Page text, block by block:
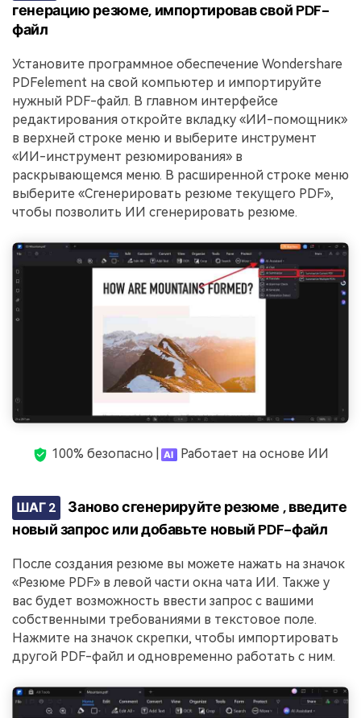
генерацию резюме, импортировав свой PDF-
файл
Установите программное обеспечение Wondershare
PDFelement на свой компьютер и импортируйте
нужный PDF-файл. В главном интерфейсе
редактирования откройте вкладку «ИИ-помощник»
в верхней строке меню и выберите инструмент
«ИИ-инструмент резюмирования» в
раскрывающемся меню. В расширенной строке меню
выберите «Сгенерировать резюме текущего PDF»,
чтобы позволить ИИ сгенерировать резюме.
100% безопасно | Работает на основе ИИ
ШАГ 2
Заново сгенерируйте резюме , введите
новый запрос или добавьте новый PDF-файл
После создания резюме вы можете нажать на значок
«Резюме PDF» в левой части окна чата ИИ. Также у
вас будет возможность ввести запрос с вашими
собственными требованиями в текстовое поле.
Нажмите на значок скрепки, чтобы импортировать
другой PDF-файл и одновременно работать с ним.